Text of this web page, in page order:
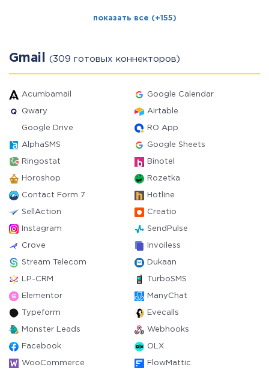
показать все (+155)
Gmail (309 готовых коннекторов)
Acumbamail Google Calendar
Qwary Airtable
Google Drive RO App
AlphaSMS Google Sheets
Ringostat Binotel
Horoshop Rozetka
Contact Form 7 Hotline
SellAction Creatio
Instagram SendPulse
Crove Invoiless
Stream Telecom Dukaan
LP-CRM TurboSMS
Elementor ManyChat
Typeform Evecalls
Monster Leads Webhooks
Facebook OLX
WooCommerce FlowMattic